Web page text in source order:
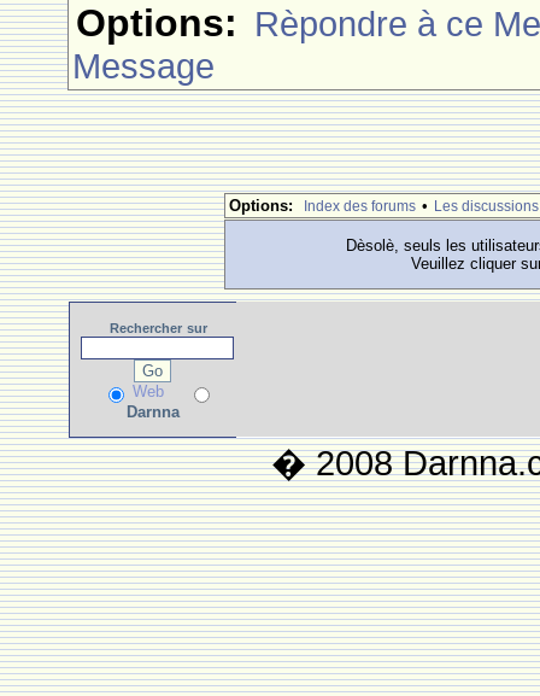
Options: Rèpondre à ce
Message
Options: Index des forums • Les discussions
Dèsolè, seuls les
Veuillez cliquer
Rechercher sur
Web
Darnna
� 2008